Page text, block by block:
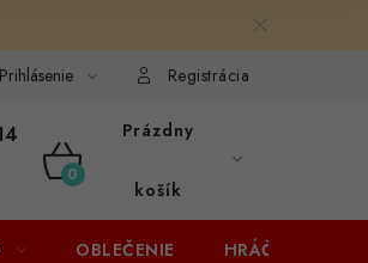
Prihlásenie Registrácia
NÁKUPNÝ
KOŠÍK
Prázdny
košík
OBLEČENIE HRÁČI